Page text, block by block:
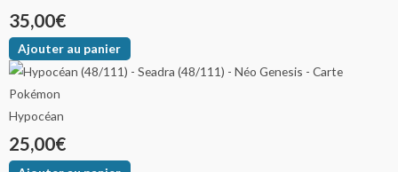
35,00€
Ajouter au panier
Hypocéan
25,00€